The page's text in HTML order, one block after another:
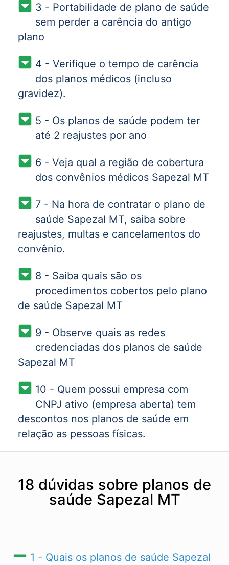
3 - Portabilidade de plano de saúde
sem perder a carência do antigo
plano
4 - Verifique o tempo de carência
dos planos médicos (incluso
gravidez).
5 - Os planos de saúde podem ter
até 2 reajustes por ano
6 - Veja qual a região de cobertura
dos convênios médicos Sapezal MT
7 - Na hora de contratar o plano de
saúde Sapezal MT, saiba sobre
reajustes, multas e cancelamentos do
convênio.
8 - Saiba quais são os
procedimentos cobertos pelo plano
de saúde Sapezal MT
9 - Observe quais as redes
credenciadas dos planos de saúde
Sapezal MT
10 - Quem possui empresa com
CNPJ ativo (empresa aberta) tem
descontos nos planos de saúde em
relação as pessoas físicas.
18 dúvidas sobre planos de
saúde Sapezal MT
1 - Quais os planos de saúde Sapezal